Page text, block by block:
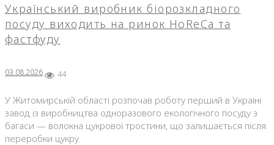
Український виробник біорозкладного
посуду виходить на ринок HoReCa та
фастфуду
03.08.2026 44
У Житомирській області розпочав роботу перший в Україні
завод із виробництва одноразового екологічного посуду з
багаси — волокна цукрової тростини, що залишається після
переробки цукру.